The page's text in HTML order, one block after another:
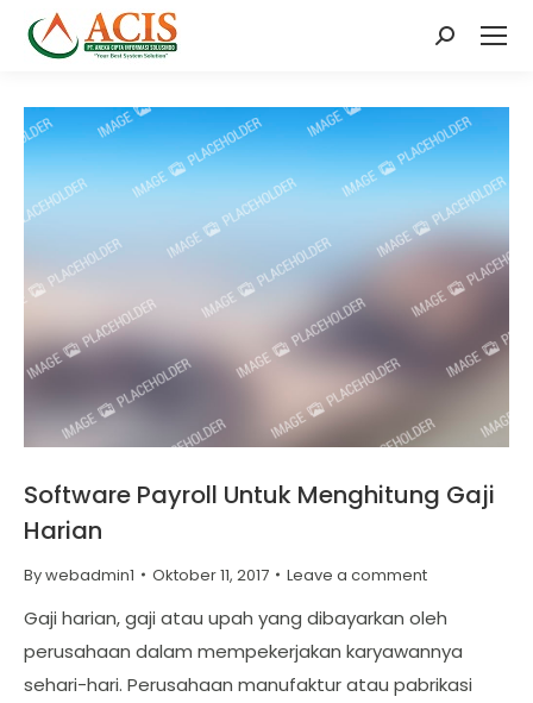
Search:
Software Payroll Untuk Menghitung Gaji
Harian
Bywebadmin1 Oktober 11, 2017 Leave a comment
Gaji harian, gaji atau upah yang dibayarkan oleh
perusahaan dalam mempekerjakan karyawannya
sehari-hari. Perusahaan manufaktur atau pabrikasi